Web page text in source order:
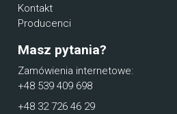
Kontakt
Producenci
Masz pytania?
Zamówienia internetowe:
+48 539 409 698
+48 32 726 46 29